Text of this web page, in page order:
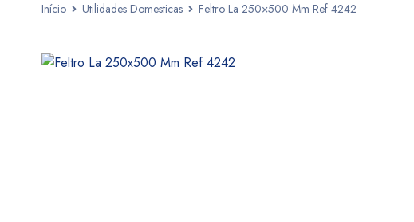
Início Utilidades Domesticas Feltro La 250×500 Mm Ref 4242